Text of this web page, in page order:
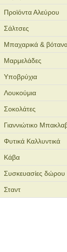
Προϊόντα Αλεύρου
Σάλτσες
Μπαχαρικά &
Μαρμελάδες
Υποβρύχια
Λουκούμια
Σοκολάτες
Γιαννιώτικο
Φυτικά Καλλυντικά
Κάβα
Συσκευασίες δώρου
Σταντ